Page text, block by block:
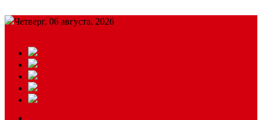
Четверг, 06 августа, 2026